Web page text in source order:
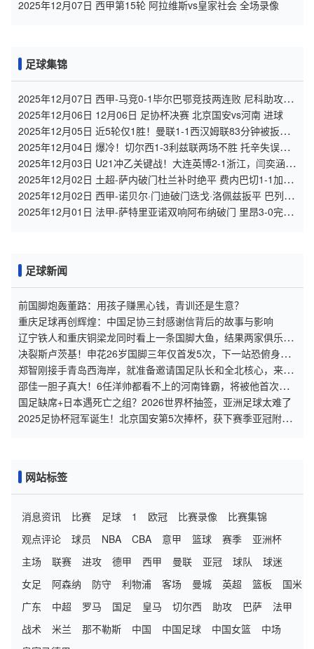
2025年12月07日 西甲第15轮 阿拉维斯vs皇家社会 全场录像
足球集锦
2025年12月07日 西甲-马竞0-1毕尔巴鄂竞技两连败 尼科助攻贝
伦格尔破门制胜
2025年12月06日 12月06日 足协杯决赛 北京国安vs河南 进球
2025年12月05日 近5轮仅1胜！曼联1-1西汉姆联83分钟被扳平
达洛特破门库尼亚复出
2025年12月04日 爆冷！切尔西1-3利兹联两场不胜 托辛失误送
礼帕尔默复出
2025年12月03日 U21冲乙关键战！大连英博2-1浙江，闫奕涵任
意球绝杀、王钰栋驰援
2025年12月02日 土超-萨内破门杜兰补时绝平 费内巴切1-1加拉
塔萨雷
2025年12月02日 西甲-诺贝尔·门迪破门迭戈·洛佩兹扳平 巴列卡
诺1-1瓦伦西亚
2025年12月01日 法甲-萨特里亚诺双响阿布纳破门 里昂3-0完胜
足球新闻
前国脚炮轰董路：用孩子赚黑心钱，青训还是生意？
重庆足球再创辉煌：中国足协三封感谢信背后的故事与影响
辽宁铁人和重庆铜梁龙同时看上一条国脚大鱼，结果两家俱乐部
都没有得手，被云南玉昆捡漏引进
决裂斯卢茨基！申花26岁国脚三年仅首发5次，下一站恐俯身中
甲！
郑智刚接手青岛西海岸，就准备邀请国足队长和全北核心，来挑
大梁
邵佳一胆子真大！6任洋帅都看不上的河南锋霸，将被他首次招
进国足
国足缺席+日本遇死亡之组？2026世界杯抽签，亚洲足球太难了
2025足协杯冠军诞生！北京国安第5次捧杯，获下赛季亚冠附加
网站标签
消息资讯 比赛 足球 1 欧冠 比赛录像
比赛集锦
观点评论
球员 NBA CBA 意甲 篮球 赛季
亚洲杯
主场
联赛 进攻 德甲 西甲 曼联 亚冠 球队
球迷
女足
阿森纳 防守 利物浦 客场 曼城 英超 篮板
国米
广东
中超 罗马 国足 皇马 切尔西 助攻 巴萨
法甲
战术
米兰 那不勒斯 中国 中国足球 中国女篮
中场